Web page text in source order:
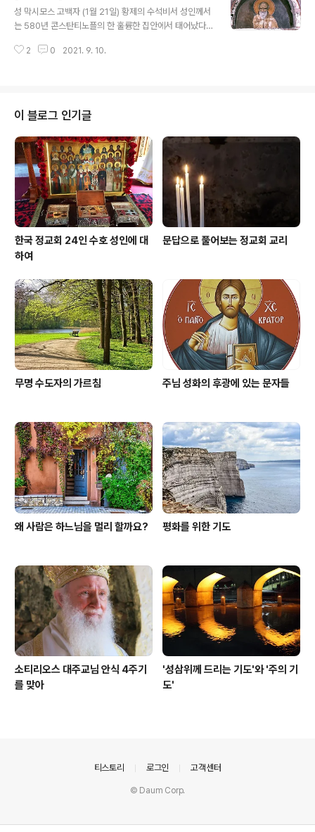
도원으로 들어가 막시무스(Maximus)라는 이름을 가진
수도자가 되었다. 겸손하면서도 생각이 깊었던 성인은 10
아의 대공(大公) 미하일 이바노비치가 요청해옴에 따라 시
성 막시모스 고백자 (1월 21일) 황제의 수석비서 성인께서
는 580년 콘스탄티노플의 한 훌륭한 집안에서 태어났다.
적으로 학업을 마치고 정치적 경력을 쌓기 시작하였다. 61
인의 마음속에 있었던 갈망을 잠재울 수는 없었다. 그래서
단지 3년만 복무한 뒤 성인은 흐리소폴리스(스쿠타리[Sc
utari], 현대의 우스쿠다르[Uskudar: 터키 이스탄불의 보
스포로스 해협 아시아 쪽 해변 남쪽의 한 지역])의 성모 수
도원에서 수도자가 되었다. 성서와 교부들의 저작을 통해
영적으로..
2 0 2021. 9. 10.
이 블로그 인기글
한국 정교회 24인 수호 성인에 대
하여
문답으로 풀어보는 정교회 교리
무명 수도자의 가르침 주님 성화의 후광에 있는 문자들
왜 사람은 하느님을 멀리 할까요? 평화를 위한 기도
소티리오스 대주교님 안식 4주기
를 맞아
'성삼위께 드리는 기도'와 '주의 기
도'
티스토리 로그인 고객센터
© Daum Corp.